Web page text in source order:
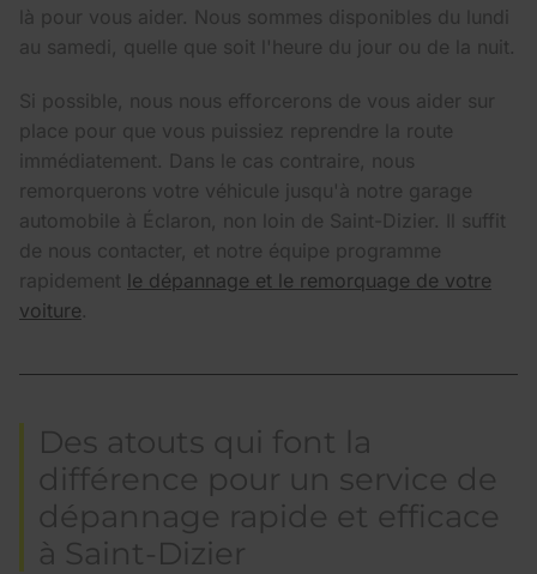
là pour vous aider. Nous sommes disponibles du lundi
au samedi, quelle que soit l'heure du jour ou de la nuit.
Si possible, nous nous efforcerons de vous aider sur
place pour que vous puissiez reprendre la route
immédiatement. Dans le cas contraire, nous
remorquerons votre véhicule jusqu'à notre garage
automobile à Éclaron, non loin de Saint-Dizier. Il suffit
de nous contacter, et notre équipe programme
rapidement le dépannage et le remorquage de votre
voiture.
Des atouts qui font la
différence pour un service de
dépannage rapide et efficace
à Saint-Dizier